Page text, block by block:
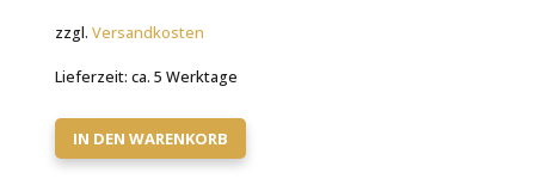
zzgl.Versandkosten
Lieferzeit:ca. 5 Werktage
IN DEN WARENKORB